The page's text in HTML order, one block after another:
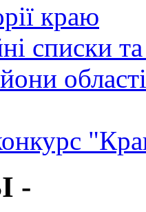
краю
списки
області
-